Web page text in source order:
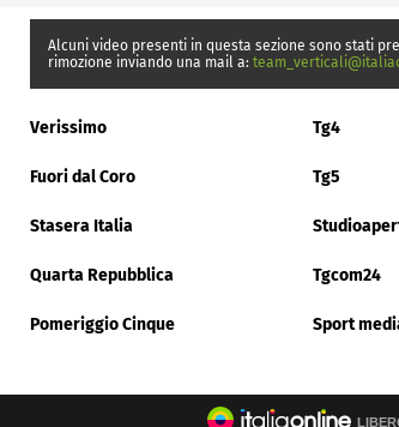
Alcuni video presenti in questa sezione sono stati
rimozione inviando una mail a:
Verissimo Tg4
Fuori dal Coro Tg5
Stasera Italia
Quarta Repubblica Tgcom24
Pomeriggio Cinque Sport